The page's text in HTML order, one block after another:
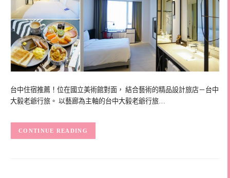
台中住宿推薦！位在國立美術館對面， 結合藝術的精品設計旅店－台中
大毅老爺行旅。 以藝廊為主軸的台中大毅老爺行旅…
CONTINUE READING